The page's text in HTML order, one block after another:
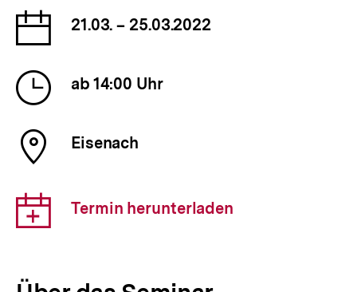
Datum
der
Veranstaltung
21.03. – 25.03.2022
Uhrzeit
der
Veranstaltung
ab 14:00 Uhr
Ort
der
Eisenach
Download-
Link:
Termin herunterladen